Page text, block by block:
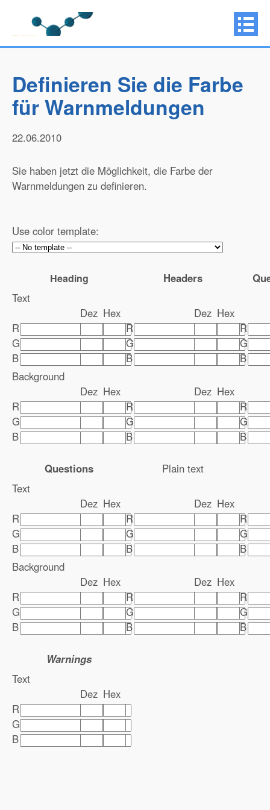
Definieren Sie die Farbe
für Warnmeldungen
22.06.2010
Sie haben jetzt die Möglichkeit, die Farbe der
Warnmeldungen zu definieren.
Use color template:
Heading Headers
Text
Dez Hex
R
G
B
Dez Hex
R
G
B
R
G
B
Background
Dez Hex
R
G
B
Dez Hex
R
G
B
R
G
B
Questions
Plain text
Text
Dez Hex
R
G
B
Dez Hex
R
G
B
R
G
B
Background
Dez Hex
R
G
B
Dez Hex
R
G
B
R
G
B
Warnings
Text
Dez Hex
R
G
B